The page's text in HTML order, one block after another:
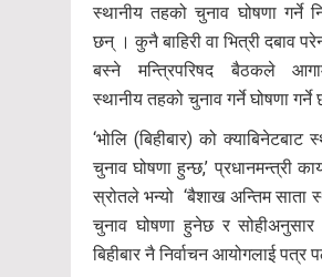
स्थानीय तहको चुनाव घोषणा गर्ने
छन् । कुनै बाहिरी वा भित्री दबाव
बस्ने मन्त्रिपरिषद बैठकले
स्थानीय तहको चुनाव गर्ने घोषणा गर्ने
‘भोलि (बिहीबार) को क्याबिनेटबाट
चुनाव घोषणा हुन्छ,’ प्रधानमन्त्री
स्रोतले भन्यो ‘बैशाख अन्तिम साता
चुनाव घोषणा हुनेछ र सोहीअनुसार
बिहीबार नै निर्वाचन आयोगलाई पत्र